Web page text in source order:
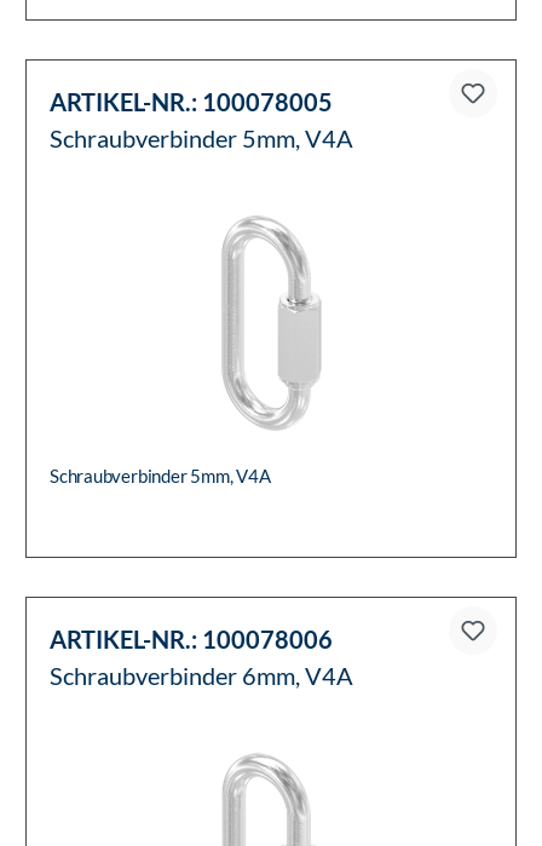
ARTIKEL-NR.: 100078005
Schraubverbinder 5mm, V4A
Schraubverbinder 5mm, V4A
ARTIKEL-NR.: 100078006
Schraubverbinder 6mm, V4A